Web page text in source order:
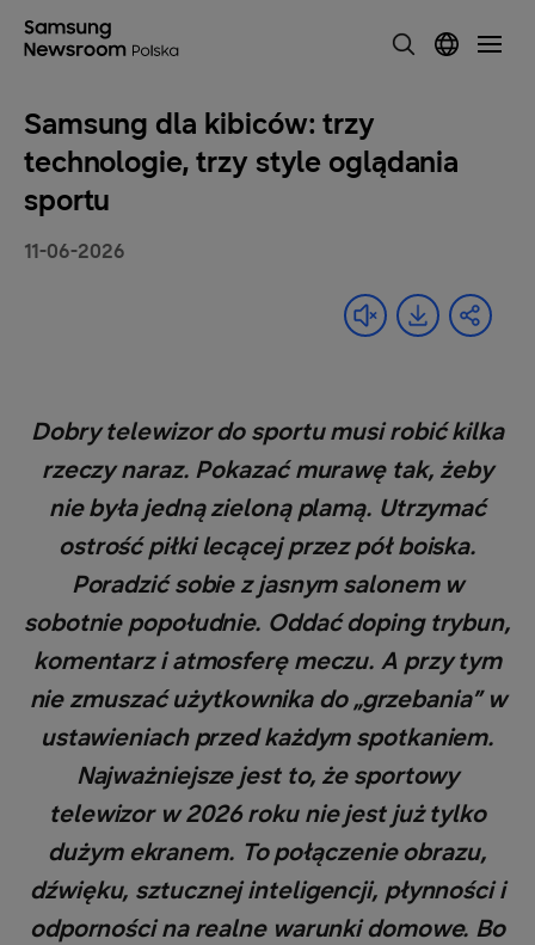
Samsung dla kibiców: trzy
technologie, trzy style oglądania
sportu
11-06-2026
Dobry telewizor do sportu musi robić kilka
rzeczy naraz. Pokazać murawę tak, żeby
nie była jedną zieloną plamą. Utrzymać
ostrość piłki lecącej przez pół boiska.
Poradzić sobie z jasnym salonem w
sobotnie popołudnie. Oddać doping trybun,
komentarz i atmosferę meczu. A przy tym
nie zmuszać użytkownika do „grzebania” w
ustawieniach przed każdym spotkaniem.
Najważniejsze jest to, że sportowy
telewizor w 2026 roku nie jest już tylko
dużym ekranem. To połączenie obrazu,
dźwięku, sztucznej inteligencji, płynności i
odporności na realne warunki domowe. Bo